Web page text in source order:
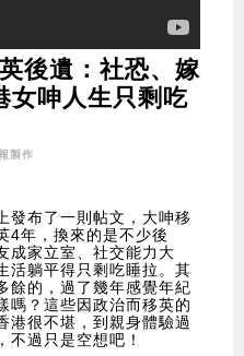
後遺：社恐、嫁
女呻人生只剩吃
製作
發布了一則帖文，大呻移
4年，換來的是不少後
成家立室、社交能力大
活躺平得只剩吃睡拉。其
餘的，過了幾年感覺年紀
嗎？這些因政治而移英的
港很不堪，到親身體驗過
不過只是空想吧！